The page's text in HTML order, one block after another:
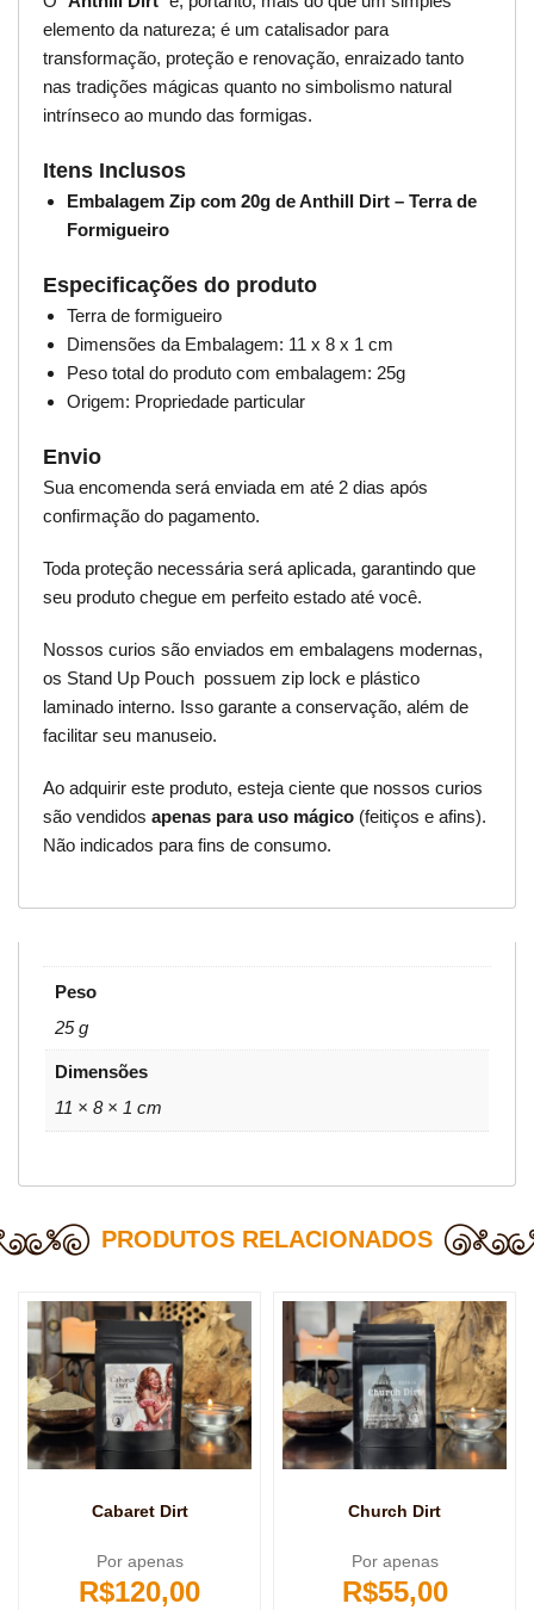
elemento da natureza; é um catalisador para
transformação, proteção e renovação, enraizado tanto
nas tradições mágicas quanto no simbolismo natural
intrínseco ao mundo das formigas.
Itens Inclusos
Embalagem Zip com 20g de Anthill Dirt – Terra de
Formigueiro
Especificações do produto
Terra de formigueiro
Dimensões da Embalagem: 11 x 8 x 1 cm
Peso total do produto com embalagem: 25g
Origem: Propriedade particular
Envio
Sua encomenda será enviada em até 2 dias após
confirmação do pagamento.
Toda proteção necessária será aplicada, garantindo que
seu produto chegue em perfeito estado até você.
Nossos curios são enviados em embalagens modernas,
os Stand Up Pouch possuem zip lock e plástico
laminado interno. Isso garante a conservação, além de
facilitar seu manuseio.
Ao adquirir este produto, esteja ciente que nossos curios
são vendidos apenas para uso mágico (feitiços e afins).
Não indicados para fins de consumo.
Peso
25 g
Dimensões
11 × 8 × 1 cm
PRODUTOS RELACIONADOS
Cabaret Dirt
Por apenas
R$120,00
Church Dirt
Por apenas
R$55,00